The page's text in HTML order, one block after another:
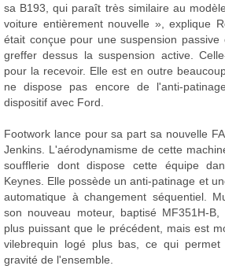
sa B193, qui paraît très similaire au
voiture entièrement nouvelle », explique
était conçue pour une suspension
greffer dessus la suspension active.
pour la recevoir. Elle est en outre
ne dispose pas encore de l'anti-
dispositif avec Ford.
Footwork lance pour sa part sa nouvelle
Jenkins. L'aérodynamisme de cette
soufflerie dont dispose cette équipe
Keynes. Elle possède un anti-patinage et
automatique à changement séquentiel.
son nouveau moteur, baptisé MF351H-
plus puissant que le précédent, mais est
vilebrequin logé plus bas, ce qui
gravité de l'ensemble.